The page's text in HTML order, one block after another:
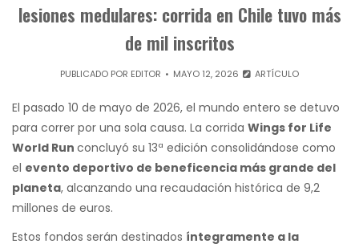
lesiones medulares: corrida en Chile tuvo más
de mil inscritos
PUBLICADO POR EDITOR MAYO 12, 2026 ARTÍCULO
El pasado 10 de mayo de 2026, el mundo entero se detuvo
para correr por una sola causa. La corrida Wings for Life
World Run concluyó su 13ª edición consolidándose como
el evento deportivo de beneficencia más grande del
planeta, alcanzando una recaudación histórica de 9,2
millones de euros.
Estos fondos serán destinados íntegramente a la